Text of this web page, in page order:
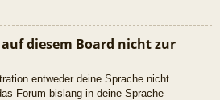
diesem Board nicht zur
entweder deine Sprache nicht
Forum bislang in deine Sprache